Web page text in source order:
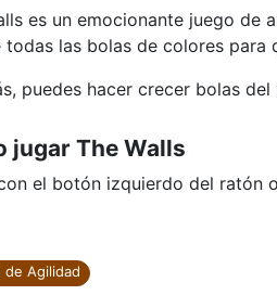
es un emocionante juego
todas las bolas de colores
puedes hacer crecer bolas
jugar The Walls
el botón izquierdo del ratón
de Agilidad